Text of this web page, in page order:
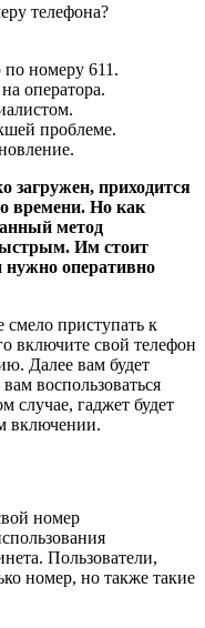
телефона?
номеру 611.
оператора.
проблеме.
загружен, приходится
времени. Но как
метод
Им стоит
нужно оперативно
приступать к
включите свой телефон
Далее вам будет
воспользоваться
случае, гаджет будет
включении.
номер
Пользователи,
номер, но также такие